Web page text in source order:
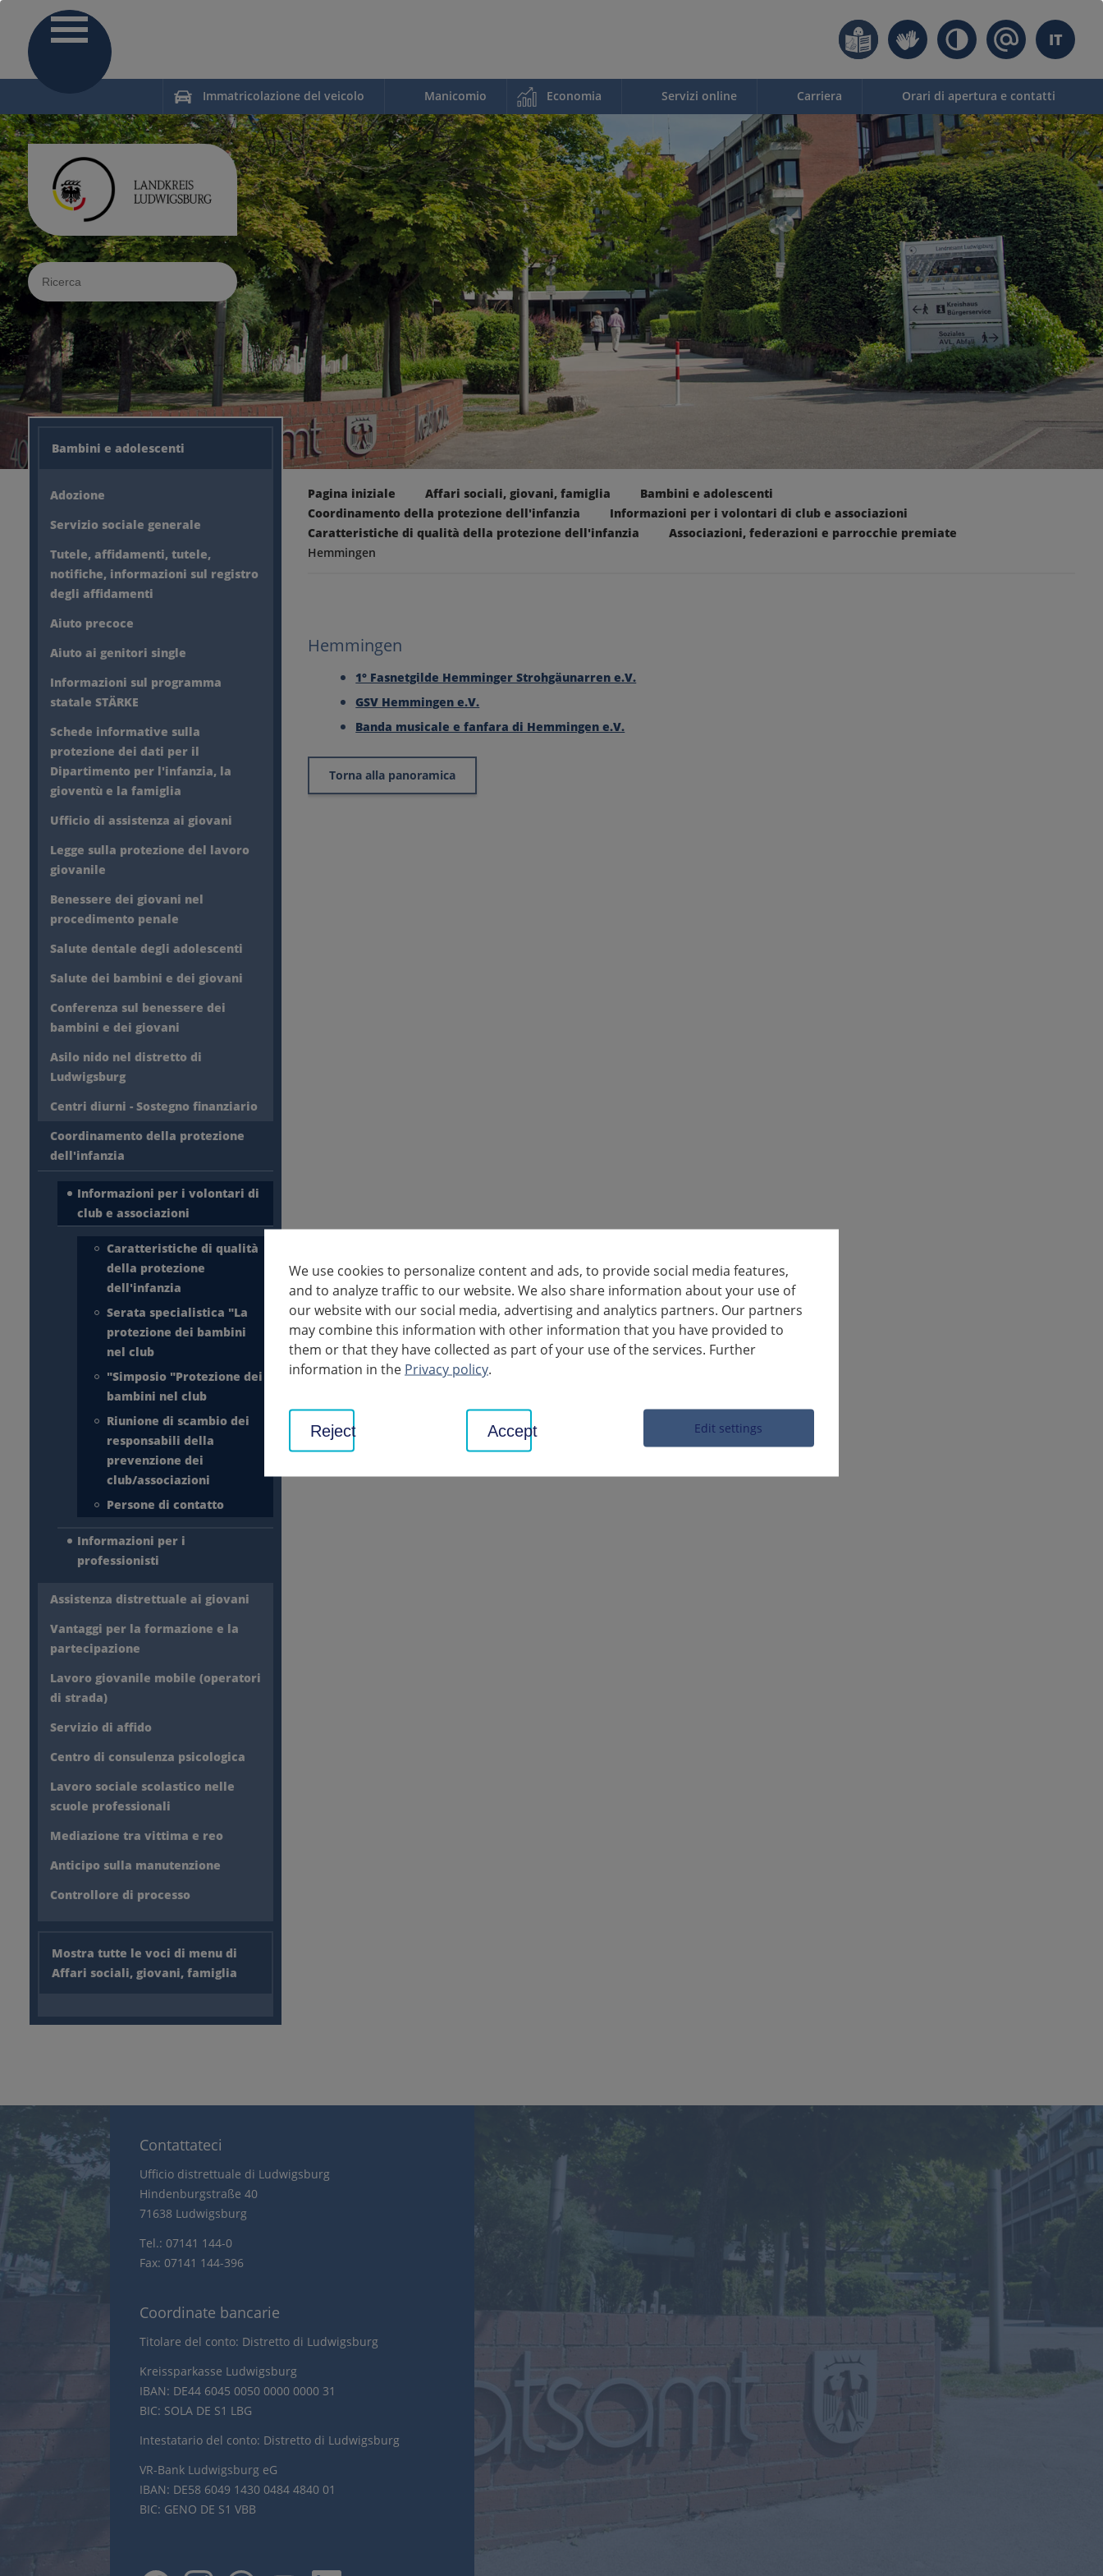
IT
Immatricolazione del veicolo Manicomio Economia Servizi online Carriera Orari di apertura e contatti
Sucheingabe
Bambini e adolescenti
Adozione
Servizio sociale generale
Tutele, affidamenti, tutele,
notifiche, informazioni sul registro
degli affidamenti
Aiuto precoce
Aiuto ai genitori single
Informazioni sul programma
statale STÄRKE
Schede informative sulla
protezione dei dati per il
Dipartimento per l'infanzia, la
gioventù e la famiglia
Ufficio di assistenza ai giovani
Legge sulla protezione del lavoro
giovanile
Benessere dei giovani nel
procedimento penale
Salute dentale degli adolescenti
Salute dei bambini e dei giovani
Conferenza sul benessere dei
bambini e dei giovani
Asilo nido nel distretto di
Ludwigsburg
Centri diurni - Sostegno finanziario
Coordinamento della protezione
dell'infanzia
Informazioni per i volontari di
club e associazioni
Caratteristiche di qualità
della protezione
dell'infanzia
Serata specialistica "La
protezione dei bambini
nel club
"Simposio "Protezione dei
bambini nel club
Riunione di scambio dei
responsabili della
prevenzione dei
club/associazioni
Persone di contatto
Informazioni per i
professionisti
Assistenza distrettuale ai giovani
Vantaggi per la formazione e la
partecipazione
Lavoro giovanile mobile (operatori
di strada)
Servizio di affido
Centro di consulenza psicologica
Lavoro sociale scolastico nelle
scuole professionali
Mediazione tra vittima e reo
Anticipo sulla manutenzione
Controllore di processo
Mostra tutte le voci di menu di
Affari sociali, giovani, famiglia
Pagina iniziale Affari sociali, giovani, famiglia
Bambini e adolescenti
Coordinamento della protezione dell'infanzia
Informazioni per i volontari di club e associazioni
Caratteristiche di qualità della protezione dell'infanzia
Associazioni, federazioni e parrocchie premiate
Hemmingen
Hemmingen
1° Fasnetgilde Hemminger Strohgäunarren e.V.
GSV Hemmingen e.V.
Banda musicale e fanfara di Hemmingen e.V.
Torna alla panoramica
Contattateci
Ufficio distrettuale di Ludwigsburg
Hindenburgstraße 40
71638 Ludwigsburg
Tel.: 07141 144-0
Fax: 07141 144-396
Coordinate bancarie
Titolare del conto: Distretto di Ludwigsburg
Kreissparkasse Ludwigsburg
IBAN: DE44 6045 0050 0000 0000 31
BIC: SOLA DE S1 LBG
Intestatario del conto: Distretto di Ludwigsburg
VR-Bank Ludwigsburg eG
IBAN: DE58 6049 1430 0484 4840 01
BIC: GENO DE S1 VBB
We use cookies to personalize content and ads, to provide social media features,
and to analyze traffic to our website. We also share information about your use of
our website with our social media, advertising and analytics partners. Our partners
may combine this information with other information that you have provided to
them or that they have collected as part of your use of the services. Further
information in the Privacy policy.
Edit settings
Reject Accept